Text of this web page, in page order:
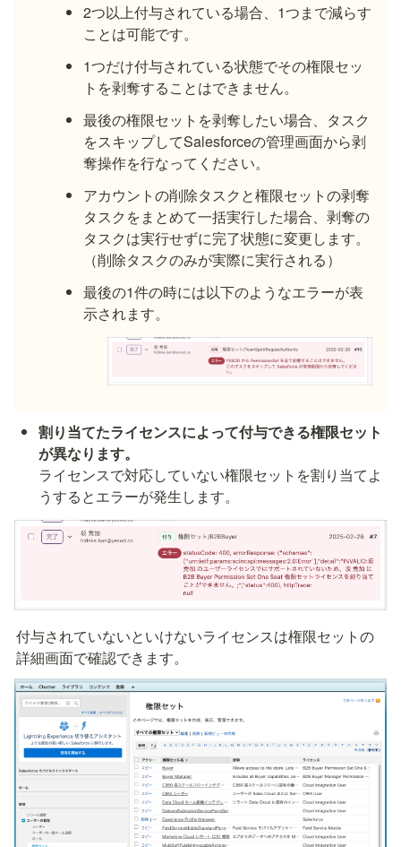
2つ以上付与されている場合、1つまで減らす
ことは可能です。
1つだけ付与されている状態でその権限セッ
トを剥奪することはできません。
最後の権限セットを剥奪したい場合、タスク
をスキップしてSalesforceの管理画面から剥
奪操作を行なってください。
アカウントの削除タスクと権限セットの剥奪
タスクをまとめて一括実行した場合、剥奪の
タスクは実行せずに完了状態に変更します。
（削除タスクのみが実際に実行される）
最後の1件の時には以下のようなエラーが表
示されます。
割り当てたライセンスによって付与できる権限セット
ライセンスで対応していない権限セットを割り当てよ
うするとエラーが発生します。
付与されていないといけないライセンスは権限セットの
詳細画面で確認できます。